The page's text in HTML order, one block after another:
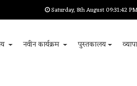
Saturday, 8th August 09:31:42
नवीन कार्यक्रम पुस्तकालय